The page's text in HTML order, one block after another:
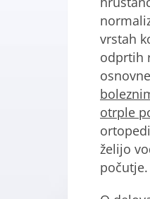
vrstah
odprtih
otrple
želijo
počutje.